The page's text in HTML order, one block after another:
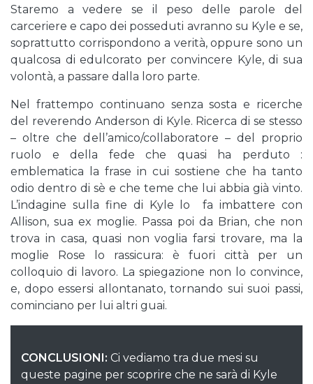
Staremo a vedere se il peso delle parole del
carceriere e capo dei posseduti avranno su Kyle e se,
soprattutto corrispondono a verità, oppure sono un
qualcosa di edulcorato per convincere Kyle, di sua
volontà, a passare dalla loro parte.
Nel frattempo continuano senza sosta e ricerche
del reverendo Anderson di Kyle. Ricerca di se stesso
– oltre che dell’amico/collaboratore – del proprio
ruolo e della fede che quasi ha perduto :
emblematica la frase in cui sostiene che ha tanto
odio dentro di sè e che teme che lui abbia già vinto.
L’indagine sulla fine di Kyle lo fa imbattere con
Allison, sua ex moglie. Passa poi da Brian, che non
trova in casa, quasi non voglia farsi trovare, ma la
moglie Rose lo rassicura: è fuori città per un
colloquio di lavoro. La spiegazione non lo convince,
e, dopo essersi allontanato, tornando sui suoi passi,
cominciano per lui altri guai.
CONCLUSIONI: Ci vediamo tra due mesi su
queste pagine per scoprire che ne sarà di Kyle